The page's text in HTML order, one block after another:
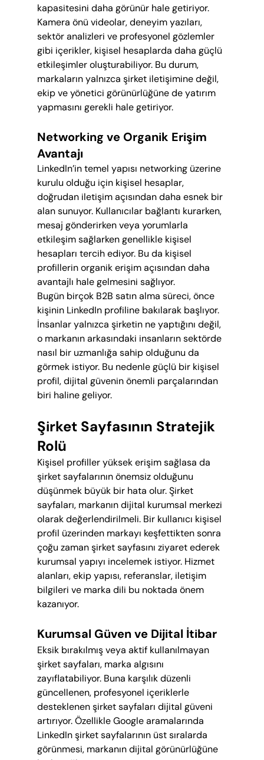
kapasitesini daha görünür hale getiriyor.
Kamera önü videolar, deneyim yazıları,
sektör analizleri ve profesyonel gözlemler
gibi içerikler, kişisel hesaplarda daha güçlü
etkileşimler oluşturabiliyor. Bu durum,
markaların yalnızca şirket iletişimine değil,
ekip ve yönetici görünürlüğüne de yatırım
yapmasını gerekli hale getiriyor.
Networking ve Organik Erişim
Avantajı
LinkedIn’in temel yapısı networking üzerine
kurulu olduğu için kişisel hesaplar,
doğrudan iletişim açısından daha esnek bir
alan sunuyor. Kullanıcılar bağlantı kurarken,
mesaj gönderirken veya yorumlarla
etkileşim sağlarken genellikle kişisel
hesapları tercih ediyor. Bu da kişisel
profillerin organik erişim açısından daha
avantajlı hale gelmesini sağlıyor.
Bugün birçok B2B satın alma süreci, önce
kişinin LinkedIn profiline bakılarak başlıyor.
İnsanlar yalnızca şirketin ne yaptığını değil,
o markanın arkasındaki insanların sektörde
nasıl bir uzmanlığa sahip olduğunu da
görmek istiyor. Bu nedenle güçlü bir kişisel
profil, dijital güvenin önemli parçalarından
biri haline geliyor.
Şirket Sayfasının Stratejik
Rolü
Kişisel profiller yüksek erişim sağlasa da
şirket sayfalarının önemsiz olduğunu
düşünmek büyük bir hata olur. Şirket
sayfaları, markanın dijital kurumsal merkezi
olarak değerlendirilmeli. Bir kullanıcı kişisel
profil üzerinden markayı keşfettikten sonra
çoğu zaman şirket sayfasını ziyaret ederek
kurumsal yapıyı incelemek istiyor. Hizmet
alanları, ekip yapısı, referanslar, iletişim
bilgileri ve marka dili bu noktada önem
kazanıyor.
Kurumsal Güven ve Dijital İtibar
Eksik bırakılmış veya aktif kullanılmayan
şirket sayfaları, marka algısını
zayıflatabiliyor. Buna karşılık düzenli
güncellenen, profesyonel içeriklerle
desteklenen şirket sayfaları dijital güveni
artırıyor. Özellikle Google aramalarında
LinkedIn şirket sayfalarının üst sıralarda
görünmesi, markanın dijital görünürlüğüne